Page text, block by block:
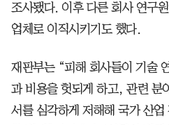
조사됐다. 이후 다른 회사 연구
업체로 이직시키기도 했다.
재판부는 “피해 회사들이 기술
과 비용을 헛되게 하고, 관련 분
서를 심각하게 저해해 국가 산